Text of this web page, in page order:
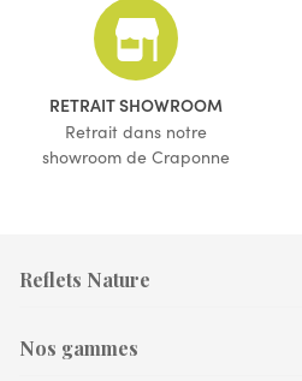
(16 avis)
RETRAIT SHOWROOM
Retrait dans notre
showroom de Craponne
Reflets Nature
Nos gammes